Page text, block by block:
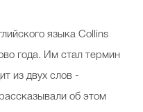
языка Collins
года. Им стал термин
из двух слов -
об этом